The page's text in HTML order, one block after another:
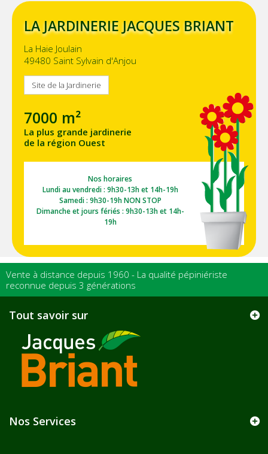
LA JARDINERIE JACQUES BRIANT
La Haie Joulain
49480 Saint Sylvain d'Anjou
Site de la Jardinerie
7000 m²
La plus grande jardinerie
de la région Ouest
Nos horaires
Lundi au vendredi : 9h30-13h et 14h-19h
Samedi : 9h30-19h NON STOP
Dimanche et jours fériés : 9h30-13h et 14h-
19h
Vente à distance depuis 1960 - La qualité pépiniériste
reconnue depuis 3 générations
Tout savoir sur
Nos Services